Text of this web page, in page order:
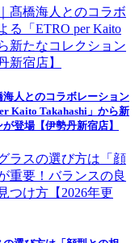
海人とのコラボレーション
Kaito Takahashi」から新
登場【伊勢丹新宿店】